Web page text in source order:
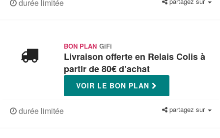
durée limitée
BON PLAN GiFi
Livraison offerte en Relais Colis à
partir de 80€ d’achat
VOIR LE BON PLAN
durée limitée partagez sur